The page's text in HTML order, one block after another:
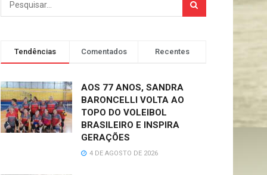
Tendências Comentados Recentes
AOS 77 ANOS, SANDRA
BARONCELLI VOLTA AO
TOPO DO VOLEIBOL
BRASILEIRO E INSPIRA
GERAÇÕES
4 DE AGOSTO DE 2026